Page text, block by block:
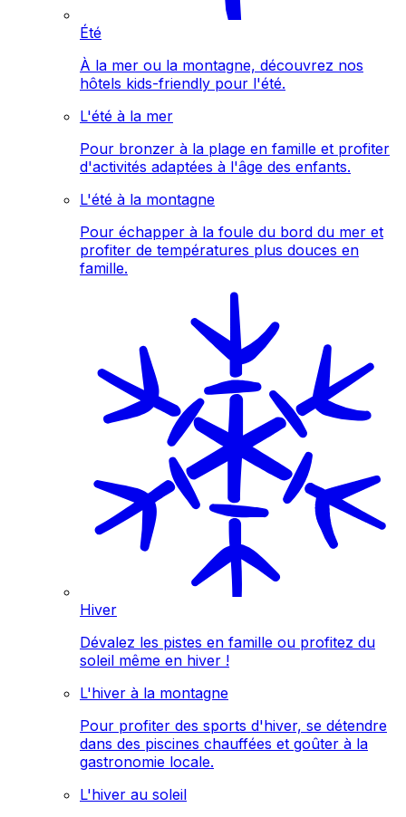
Été
À la mer ou la montagne, découvrez nos
hôtels kids-friendly pour l'été.
L'été à la mer
Pour bronzer à la plage en famille et profiter
d'activités adaptées à l'âge des enfants.
L'été à la montagne
Pour échapper à la foule du bord du mer et
profiter de températures plus douces en
famille.
Hiver
Dévalez les pistes en famille ou profitez du
soleil même en hiver !
L'hiver à la montagne
Pour profiter des sports d'hiver, se détendre
dans des piscines chauffées et goûter à la
gastronomie locale.
L'hiver au soleil